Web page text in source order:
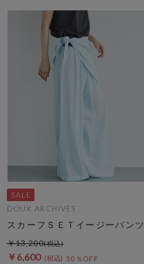
DOUX ARCHIVES
スカーフＳＥＴイージーパンツ
￥6,600 50％OFF
￥13,200